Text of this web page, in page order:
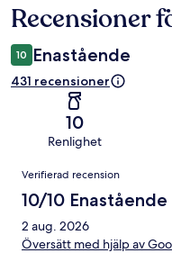
Recensioner
Recensioner
10 Enastående
431 recensioner
10
Renlighet
Recensioner
Verifierad recension
10/10 Enastående
2 aug. 2026
Översätt med hjälp av